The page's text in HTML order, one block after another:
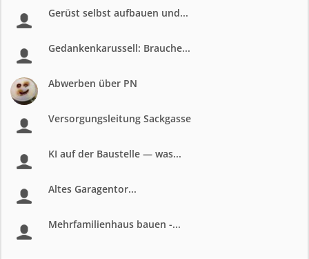
Gerüst selbst aufbauen und...
Gedankenkarussell: Brauche...
Abwerben über PN
Versorgungsleitung Sackgasse
KI auf der Baustelle — was...
Altes Garagentor...
Mehrfamilienhaus bauen -...